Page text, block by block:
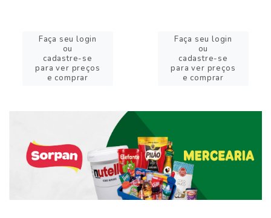
Faça seu login
ou
cadastre-se
para ver preços
e comprar
Faça seu login
ou
cadastre-se
para ver preços
e comprar